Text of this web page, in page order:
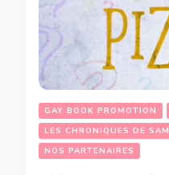
GAY BOOK PROMOTION
LES CHRONIQUES DE SAM
NOS PARTENAIRES